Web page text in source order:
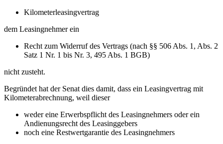
Kilometerleasingvertrag
dem Leasingnehmer ein
Recht zum Widerruf des Vertrags (nach §§ 506 Abs. 1, Abs. 2
Satz 1 Nr. 1 bis Nr. 3, 495 Abs. 1 BGB)
nicht zusteht.
Begründet hat der Senat dies damit, dass ein Leasingvertrag mit
Kilometerabrechnung, weil dieser
weder eine Erwerbspflicht des Leasingnehmers oder ein
Andienungsrecht des Leasinggebers
noch eine Restwertgarantie des Leasingnehmers